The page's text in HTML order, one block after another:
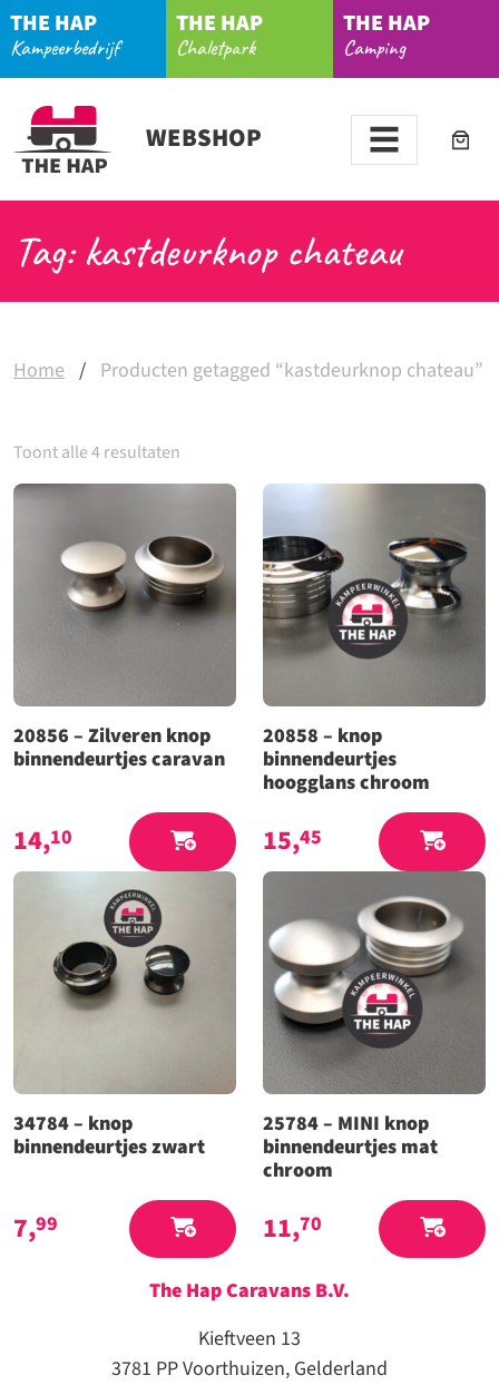
THE HAP
Kampeerbedrijf
THE HAP
Chaletpark
THE HAP
Camping
WEBSHOP
Tag: kastdeurknop chateau
Home / Producten getagged “kastdeurknop chateau”
Toont alle 4 resultaten
20856 – Zilveren knop
binnendeurtjes caravan
14,10
20858 – knop
binnendeurtjes
hoogglans chroom
15,45
34784 – knop
binnendeurtjes zwart
7,99
25784 – MINI knop
binnendeurtjes mat
chroom
11,70
The Hap Caravans B.V.
Kieftveen 13
3781 PP Voorthuizen, Gelderland